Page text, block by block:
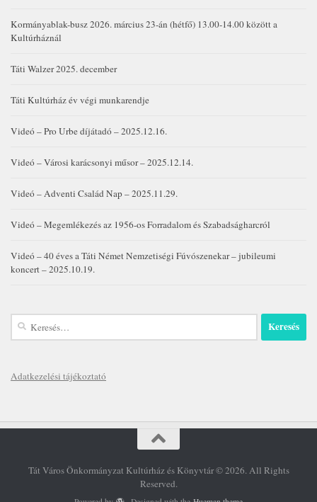
Kormányablak-busz 2026. március 23-án (hétfő) 13.00-14.00 között a
Kultúrháznál
Táti Walzer 2025. december
Táti Kultúrház év végi munkarendje
Videó – Pro Urbe díjátadó – 2025.12.16.
Videó – Városi karácsonyi műsor – 2025.12.14.
Videó – Adventi Család Nap – 2025.11.29.
Videó – Megemlékezés az 1956-os Forradalom és Szabadságharcról
Videó – 40 éves a Táti Német Nemzetiségi Fúvószenekar – jubileumi
koncert – 2025.10.19.
Keresés:
Adatkezelési tájékoztató
Tát Város Önkormányzat Kultúrház és Könyvtár © 2026. All Rights
Reserved.